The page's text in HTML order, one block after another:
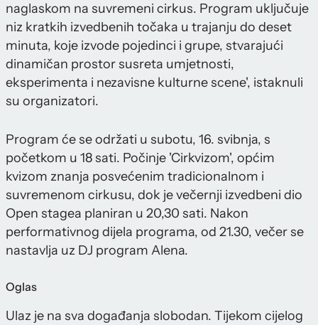
naglaskom na suvremeni cirkus. Program uključuje
niz kratkih izvedbenih točaka u trajanju do deset
minuta, koje izvode pojedinci i grupe, stvarajući
dinamičan prostor susreta umjetnosti,
eksperimenta i nezavisne kulturne scene', istaknuli
su organizatori.
Program će se održati u subotu, 16. svibnja, s
početkom u 18 sati. Počinje 'Cirkvizom', općim
kvizom znanja posvećenim tradicionalnom i
suvremenom cirkusu, dok je večernji izvedbeni dio
Open stagea planiran u 20,30 sati. Nakon
performativnog dijela programa, od 21.30, večer se
nastavlja uz DJ program Alena.
Oglas
Ulaz je na sva događanja slobodan. Tijekom cijelog